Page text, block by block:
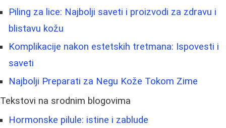
Piling za lice: Najbolji saveti i proizvodi za zdravu i
blistavu kožu
Komplikacije nakon estetskih tretmana: Ispovesti i
saveti
Najbolji Preparati za Negu Kože Tokom Zime
Tekstovi na srodnim blogovima
Hormonske pilule: istine i zablude